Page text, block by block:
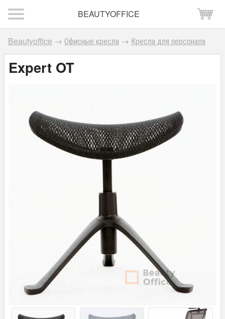
BEAUTYOFFICE
Beautyoffice → Офисные кресла → Кресла для персонала
Expert OT